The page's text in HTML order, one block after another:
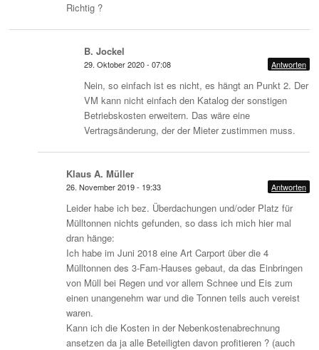
Richtig ?
B. Jockel
29. Oktober 2020 - 07:08 Antworten
Nein, so einfach ist es nicht, es hängt an Punkt 2. Der
VM kann nicht einfach den Katalog der sonstigen
Betriebskosten erweitern. Das wäre eine
Vertragsänderung, der der Mieter zustimmen muss.
Klaus A. Müller
26. November 2019 - 19:33 Antworten
Leider habe ich bez. Überdachungen und/oder Platz für
Mülltonnen nichts gefunden, so dass ich mich hier mal
dran hänge:
Ich habe im Juni 2018 eine Art Carport über die 4
Mülltonnen des 3-Fam-Hauses gebaut, da das Einbringen
von Müll bei Regen und vor allem Schnee und Eis zum
einen unangenehm war und die Tonnen teils auch vereist
waren.
Kann ich die Kosten in der Nebenkostenabrechnung
ansetzen da ja alle Beteiligten davon profitieren ? (auch